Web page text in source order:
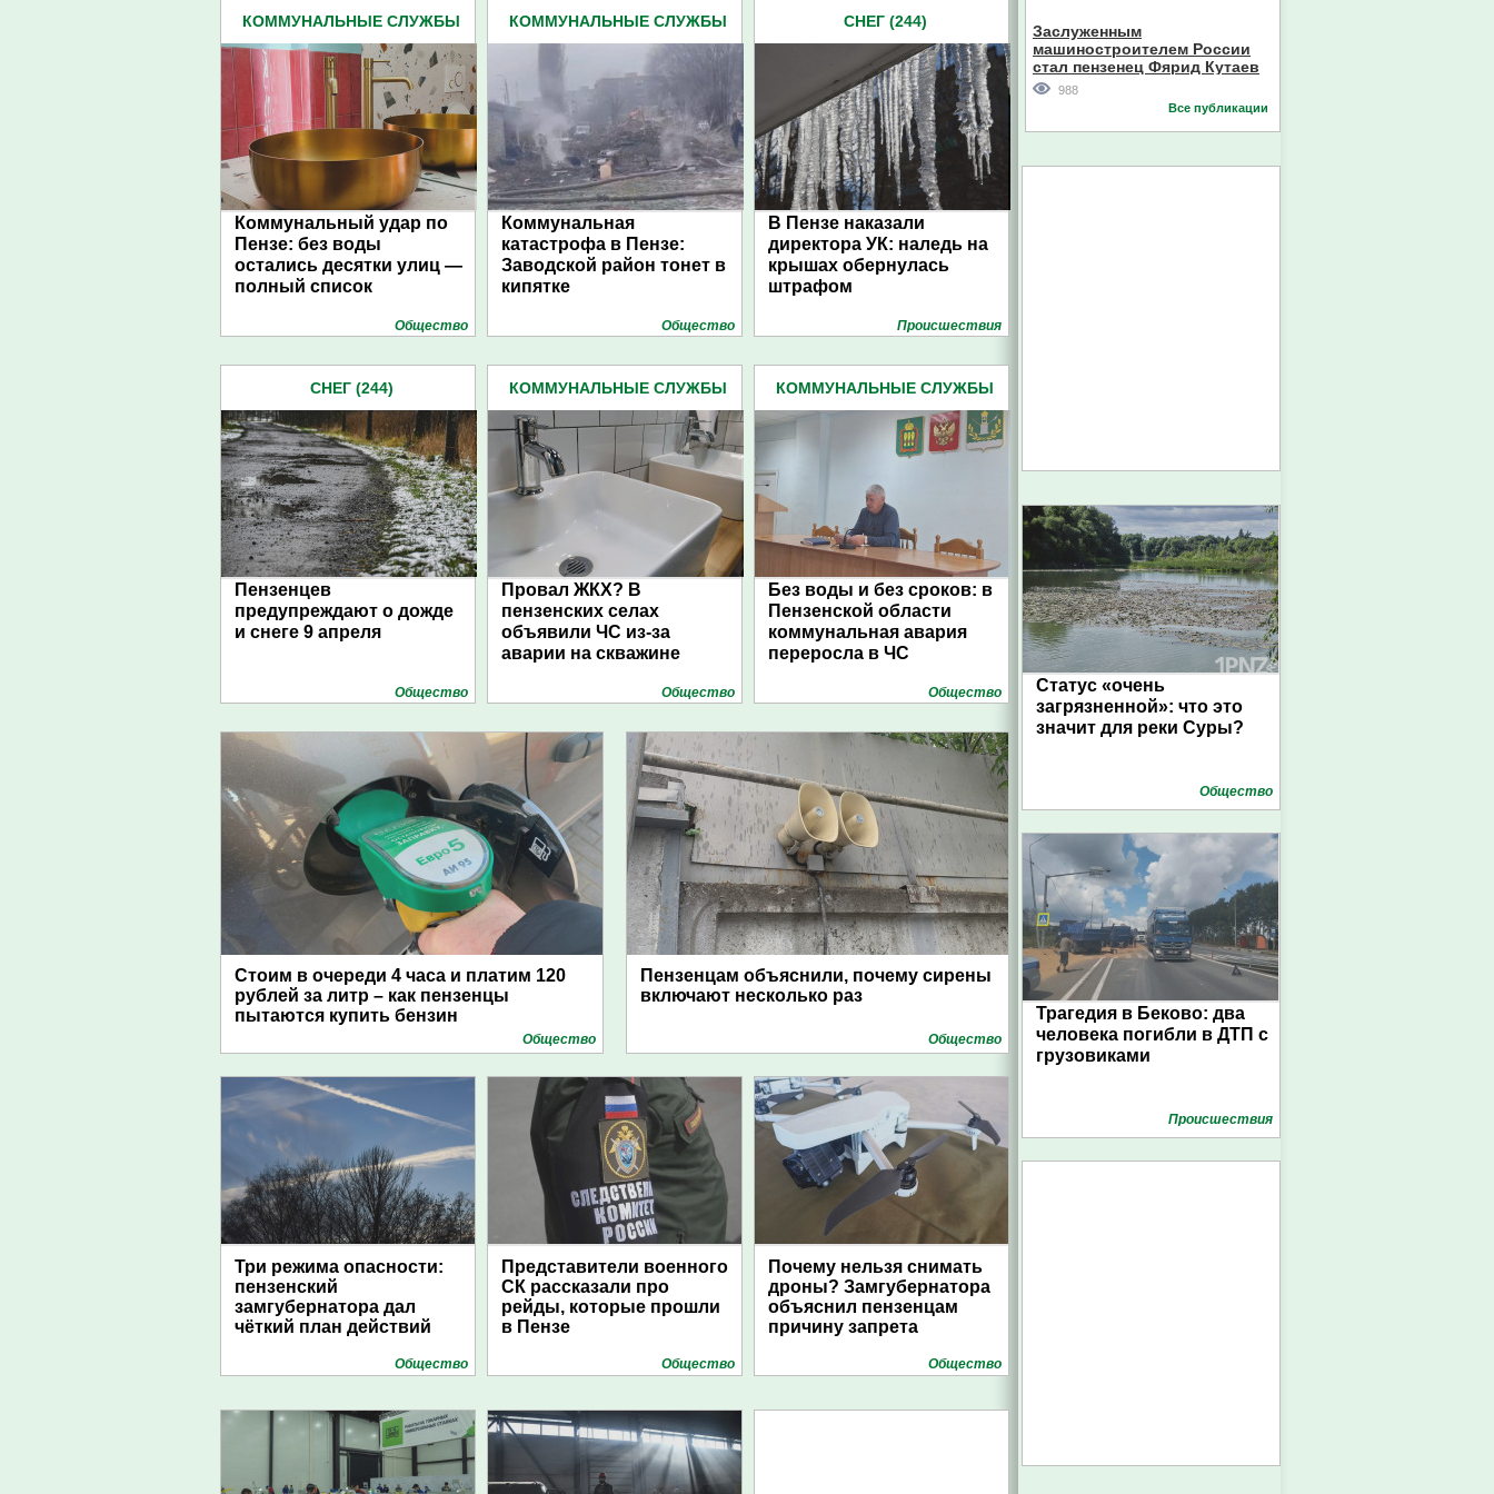
КОММУНАЛЬНЫЕ СЛУЖБЫ
Коммунальный удар по
Пензе: без воды
остались десятки улиц —
полный список
Общество
КОММУНАЛЬНЫЕ СЛУЖБЫ
Коммунальная
катастрофа в Пензе:
Заводской район тонет в
кипятке
Общество
СНЕГ (244)
В Пензе наказали
директора УК: наледь на
крышах обернулась
штрафом
Проиcшествия
СНЕГ (244)
Пензенцев
предупреждают о дожде
и снеге 9 апреля
Общество
КОММУНАЛЬНЫЕ СЛУЖБЫ
Провал ЖКХ? В
пензенских селах
объявили ЧС из-за
аварии на скважине
Общество
КОММУНАЛЬНЫЕ СЛУЖБЫ
Без воды и без сроков: в
Пензенской области
коммунальная авария
переросла в ЧС
Общество
Стоим в очереди 4 часа и платим 120
рублей за литр – как пензенцы
пытаются купить бензин
Общество
Пензенцам объяснили, почему сирены
включают несколько раз
Общество
Три режима опасности:
пензенский
замгубернатора дал
чёткий план действий
Общество
Представители военного
СК рассказали про
рейды, которые прошли
в Пензе
Общество
Почему нельзя снимать
дроны? Замгубернатора
объяснил пензенцам
причину запрета
Общество
Заслуженным
машиностроителем России
стал пензенец Фярид Кутаев
988
Все публикации
Статус «очень
загрязненной»: что это
значит для реки Суры?
Общество
Трагедия в Беково: два
человека погибли в ДТП с
грузовиками
Проиcшествия